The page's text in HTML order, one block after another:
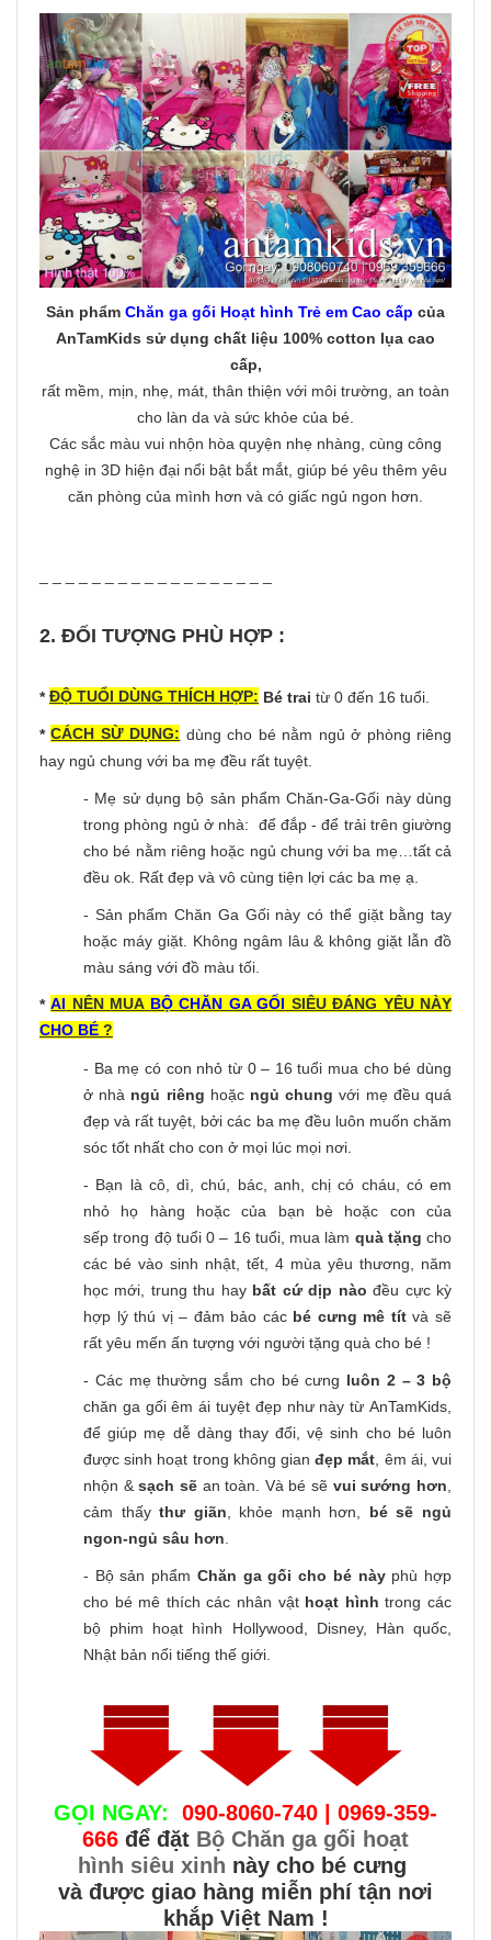
Sản phẩm Chăn ga gối Hoạt hình Trẻ em Cao cấp của
AnTamKids sử dụng chất liệu 100% cotton lụa cao
cấp,
rất mềm, mịn, nhẹ, mát, thân thiện với môi trường, an toàn
cho làn da và sức khỏe của bé.
Các sắc màu vui nhộn hòa quyện nhẹ nhàng, cùng công
nghệ in 3D hiện đại nổi bật bắt mắt, giúp bé yêu thêm yêu
căn phòng của mình hơn và có giấc ngủ ngon hơn.
2. ĐỐI TƯỢNG PHÙ HỢP :
*ĐỘ TUỔI DÙNG THÍCH HỢP: Bé trai từ 0 đến 16 tuổi.
*CÁCH SỪ DỤNG: dùng cho bé nằm ngủ ở phòng riêng
hay ngủ chung với ba mẹ đều rất tuyệt.
- Mẹ sử dụng bộ sản phẩm Chăn-Ga-Gối này dùng
trong phòng ngủ ở nhà: để đắp - để trải trên giường
cho bé nằm riêng hoặc ngủ chung với ba mẹ…tất cả
đều ok. Rất đẹp và vô cùng tiện lợi các ba mẹ ạ.
- Sản phẩm Chăn Ga Gối này có thể giặt bằng tay
hoặc máy giặt. Không ngâm lâu & không giặt lẫn đồ
màu sáng với đồ màu tối.
*AI NÊN MUA BỘ CHĂN GA GỐI SIÊU ĐÁNG YÊU NÀY
CHO BÉ ?
- Ba mẹ có con nhỏ từ 0 – 16 tuổi mua cho bé dùng
ở nhà ngủ riêng hoặc ngủ chung với mẹ đều quá
đẹp và rất tuyệt, bởi các ba mẹ đều luôn muốn chăm
sóc tốt nhất cho con ở mọi lúc mọi nơi.
- Bạn là cô, dì, chú, bác, anh, chị có cháu, có em
nhỏ họ hàng hoặc của bạn bè hoặc con của
sếp trong độ tuổi 0 – 16 tuổi, mua làm quà tặng cho
các bé vào sinh nhật, tết, 4 mùa yêu thương, năm
học mới, trung thu hay bất cứ dịp nào đều cực kỳ
hợp lý thú vị – đảm bảo các bé cưng mê títvà sẽ
rất yêu mến ấn tượng với người tặng quà cho bé !
- Các mẹ thường sắm cho bé cưng luôn 2 – 3 bộ
chăn ga gối êm ái tuyệt đẹp như này từ AnTamKids,
để giúp mẹ dễ dàng thay đổi, vệ sinh cho bé luôn
được sinh hoạt trong không gianđẹp mắt, êm ái, vui
nhộn &sạch sẽ an toàn. Và bé sẽ vui sướng hơn,
cảm thấythư giãn, khỏe mạnh hơn, bé sẽ ngủ
ngon-ngủ sâu hơn.
- Bộ sản phẩm Chăn ga gối cho bé nàyphù hợp
cho bé mê thích các nhân vật hoạt hình trong các
bộ phim hoạt hình Hollywood, Disney, Hàn quốc,
Nhật bản nổi tiếng thế giới.
GỌI NGAY:
090-8060-740 | 0969-359-
666 để đặt Bộ Chăn ga gối hoạt
hình siêu xinh này cho bé cưng
và được giao hàng miễn phí tận nơi
khắp Việt Nam !